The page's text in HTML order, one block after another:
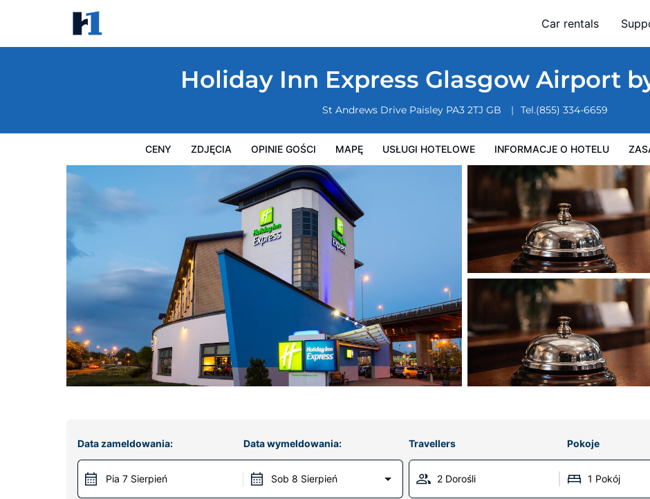
Car rentals
Holiday Inn Express Glasgow Airport
St Andrews Drive Paisley PA3 2TJ GB Tel.(855) 334-6659
CENY ZDJĘCIA OPINIE GOŚCI MAPĘ USŁUGI HOTELOWE INFORMACJE O HOTELU
Holiday Inn Express Glasgow Airport by IHG
Ceny Zdjęcia Zasady działalności hotelu
Data zameldowania:
Pia 7 Sierpień
Data wymeldowania:
Sob 8 Sierpień
Travellers Pokoje
2 Dorośli 1 Pokój